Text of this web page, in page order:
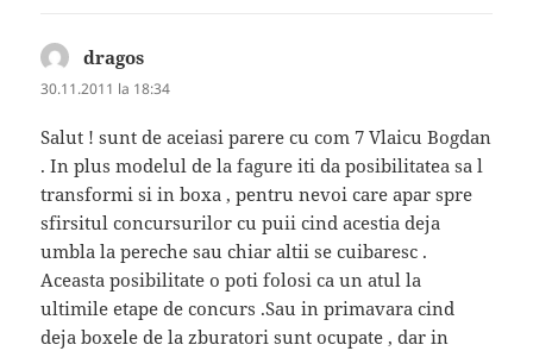
dragos
30.11.2011 la 18:34
Salut ! sunt de aceiasi parere cu com 7 Vlaicu Bogdan
. In plus modelul de la fagure iti da posibilitatea sa l
transformi si in boxa , pentru nevoi care apar spre
sfirsitul concursurilor cu puii cind acestia deja
umbla la pereche sau chiar altii se cuibaresc .
Aceasta posibilitate o poti folosi ca un atul la
ultimile etape de concurs .Sau in primavara cind
deja boxele de la zburatori sunt ocupate , dar in